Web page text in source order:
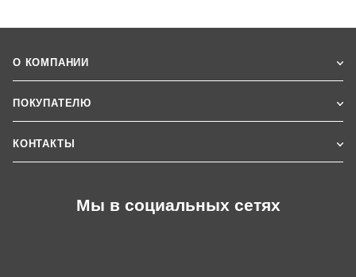
О КОМПАНИИ
ПОКУПАТЕЛЮ
КОНТАКТЫ
Мы в социальных сетях